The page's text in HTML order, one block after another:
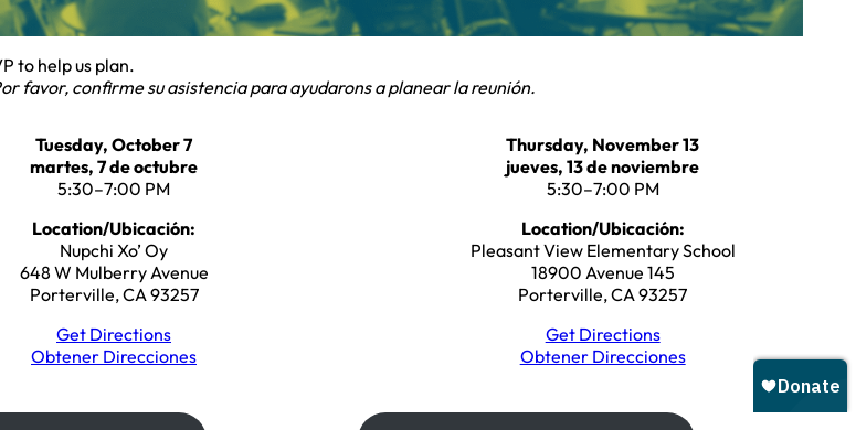
to help us plan.
favor, confirme su asistencia para ayudarons a planear la reunión.
Tuesday, October 7
martes, 7 de octubre
5:30–7:00 PM
Location/Ubicación:
Nupchi Xo’ Oy
648 W Mulberry Avenue
Porterville, CA 93257
Get Directions
Obtener Direcciones
Thursday, November 13
jueves, 13 de noviembre
5:30–7:00 PM
Location/Ubicación:
Pleasant View Elementary School
18900 Avenue 145
Porterville, CA 93257
Get Directions
Obtener Direcciones